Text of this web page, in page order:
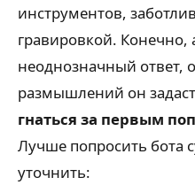
инструментов,
гравировкой. Конечно,
неоднозначный ответ,
размышлений он
гнаться за первым
Лучше попросить бота
уточнить: